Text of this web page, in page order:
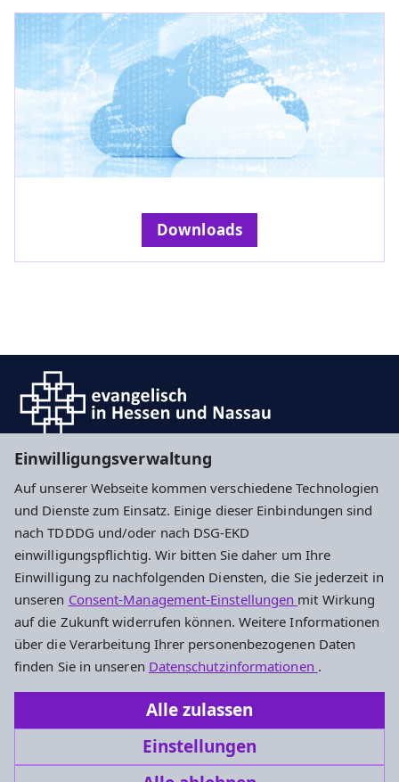
Einwilligungsverwaltung
Auf unserer Webseite kommen verschiedene Technologien
und Dienste zum Einsatz. Einige dieser Einbindungen sind
nach TDDDG und/oder nach DSG-EKD
einwilligungspflichtig. Wir bitten Sie daher um Ihre
Einwilligung zu nachfolgenden Diensten, die Sie jederzeit in
unseren Consent-Management-Einstellungen mit Wirkung
auf die Zukunft widerrufen können. Weitere Informationen
über die Verarbeitung Ihrer personenbezogenen Daten
finden Sie in unseren Datenschutzinformationen .
Alle zulassen
Einstellungen
Downloads
Evangelisches Stadtjugendpfarramt
Frankfurt und Offenbach
Stalburgstraße 38
60318 Frankfurt am Main
stadtjugendpfarramt@frankfurt-evangelisch.de